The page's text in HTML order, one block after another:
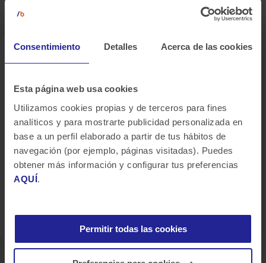
Consentimiento Detalles Acerca de las cookies
Esta página web usa cookies
Utilizamos cookies propias y de terceros para fines
analíticos y para mostrarte publicidad personalizada en
base a un perfil elaborado a partir de tus hábitos de
navegación (por ejemplo, páginas visitadas). Puedes
obtener más información y configurar tus preferencias
AQUÍ.
Permitir todas las cookies
También te puede interesar
INCREASING THE CAPABILITIES OF ARTIFICIAL
Creando una comunidad dataHub en
tu organización